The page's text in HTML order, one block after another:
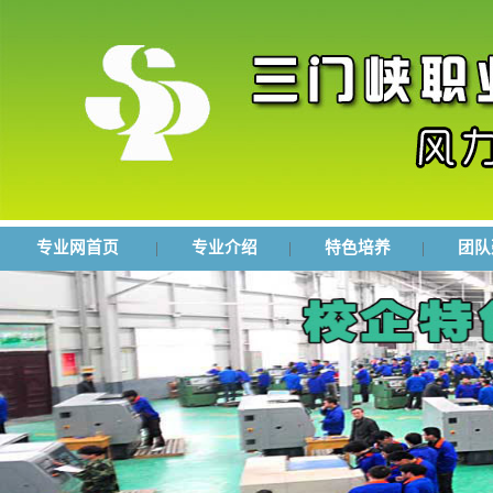
专业网首页 | 专业介绍 | 特色培养 | 团